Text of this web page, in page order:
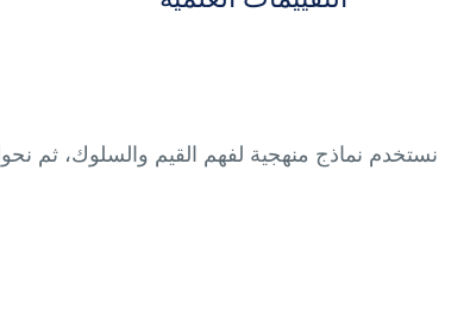
نستخدم نماذج منهجية لفهم القيم والسلوك، ثم